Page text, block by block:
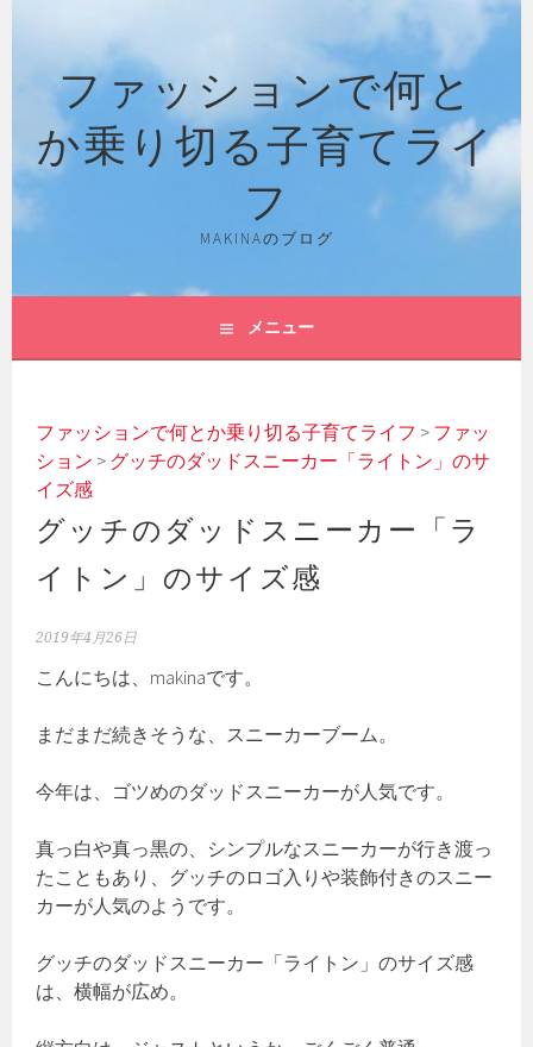
ファッションで何と
か乗り切る子育てライ
フ
MAKINAのブログ
メニュー
ファッションで何とか乗り切る子育てライフ > ファッ
ション > グッチのダッドスニーカー「ライトン」のサ
イズ感
グッチのダッドスニーカー「ラ
イトン」のサイズ感
2019年4月26日
こんにちは、makinaです。
まだまだ続きそうな、スニーカーブーム。
今年は、ゴツめのダッドスニーカーが人気です。
真っ白や真っ黒の、シンプルなスニーカーが行き渡っ
たこともあり、グッチのロゴ入りや装飾付きのスニー
カーが人気のようです。
グッチのダッドスニーカー「ライトン」のサイズ感
は、横幅が広め。